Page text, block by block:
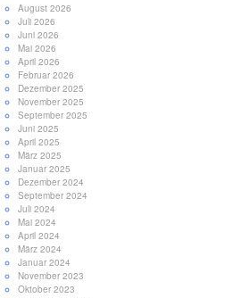
August 2026
Juli 2026
Juni 2026
Mai 2026
April 2026
Februar 2026
Dezember 2025
November 2025
September 2025
Juni 2025
April 2025
März 2025
Januar 2025
Dezember 2024
September 2024
Juli 2024
Mai 2024
April 2024
März 2024
Januar 2024
November 2023
Oktober 2023